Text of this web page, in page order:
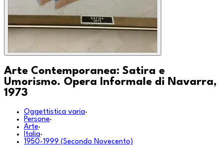
Arte Contemporanea: Satira e
Umorismo. Opera Informale di Navarra,
1973
Oggettistica varia·
Persone·
Arte·
Italia·
1950-1999 (Secondo Novecento)